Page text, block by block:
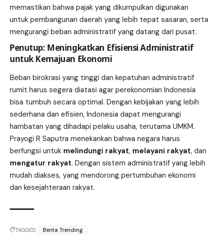
memastikan bahwa pajak yang dikumpulkan digunakan
untuk pembangunan daerah yang lebih tepat sasaran, serta
mengurangi beban administratif yang datang dari pusat.
Penutup: Meningkatkan Efisiensi Administratif
untuk Kemajuan Ekonomi
Beban birokrasi yang tinggi dan kepatuhan administratif
rumit harus segera diatasi agar perekonomian Indonesia
bisa tumbuh secara optimal. Dengan kebijakan yang lebih
sederhana dan efisien, Indonesia dapat mengurangi
hambatan yang dihadapi pelaku usaha, terutama UMKM.
Prayogi R Saputra menekankan bahwa negara harus
berfungsi untuk melindungi rakyat, melayani rakyat, dan
mengatur rakyat. Dengan sistem administratif yang lebih
mudah diakses, yang mendorong pertumbuhan ekonomi
dan kesejahteraan rakyat.
TAGGED: Berita Trending